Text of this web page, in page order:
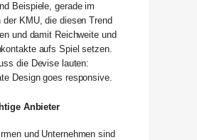
Beispiele, gerade im
der KMU, die diesen Trend
und damit Reichweite und
aufs Spiel setzen.
die Devise lauten:
Design goes responsive.
Anbieter
und Unternehmen sind